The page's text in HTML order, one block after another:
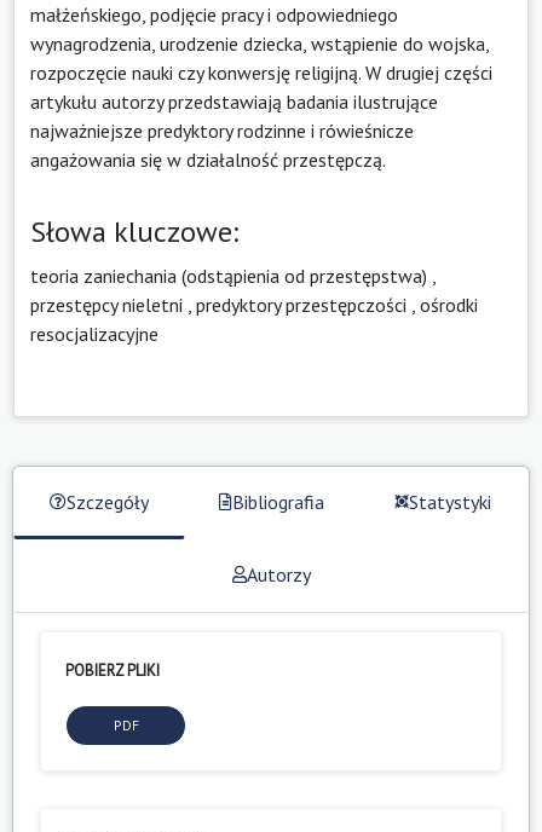
małżeńskiego, podjęcie pracy i odpowiedniego
wynagrodzenia, urodzenie dziecka, wstąpienie do wojska,
rozpoczęcie nauki czy konwersję religijną. W drugiej części
artykułu autorzy przedstawiają badania ilustrujące
najważniejsze predyktory rodzinne i rówieśnicze
angażowania się w działalność przestępczą.
Słowa kluczowe:
teoria zaniechania (odstąpienia od przestępstwa)
przestępcy nieletni predyktory przestępczości ośrodki
resocjalizacyjne
Szczegóły Bibliografia Statystyki
Autorzy
POBIERZ PLIKI
PDF